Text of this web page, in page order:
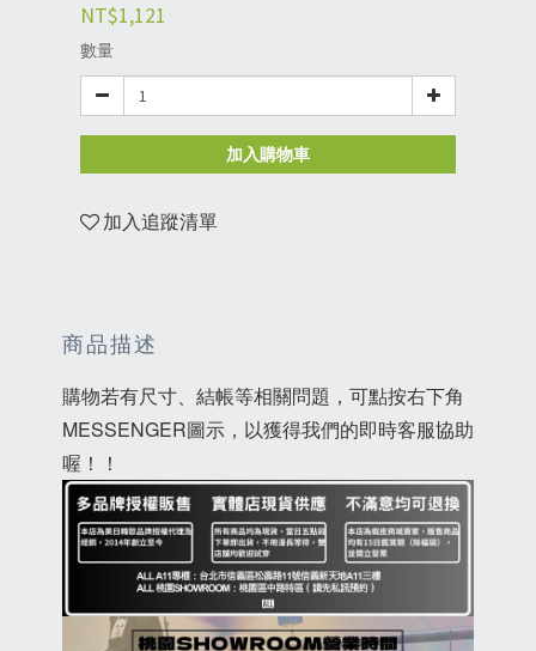
NT$1,121
數量
加入購物車
加入追蹤清單
商品描述
購物若有尺寸、結帳等相關問題，可點按右下角
MESSENGER圖示，以獲得我們的即時客服協助
喔！！